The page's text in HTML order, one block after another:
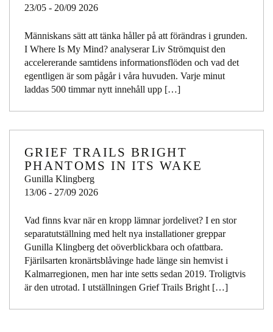
23/05 - 20/09 2026
Människans sätt att tänka håller på att förändras i grunden.
I Where Is My Mind? analyserar Liv Strömquist den
accelererande samtidens informationsflöden och vad det
egentligen är som pågår i våra huvuden. Varje minut
laddas 500 timmar nytt innehåll upp […]
GRIEF TRAILS BRIGHT
PHANTOMS IN ITS WAKE
Gunilla Klingberg
13/06 - 27/09 2026
Vad finns kvar när en kropp lämnar jordelivet? I en stor
separatutställning med helt nya installationer greppar
Gunilla Klingberg det oöverblickbara och ofattbara.
Fjärilsarten kronärtsblåvinge hade länge sin hemvist i
Kalmarregionen, men har inte setts sedan 2019. Troligtvis
är den utrotad. I utställningen Grief Trails Bright […]